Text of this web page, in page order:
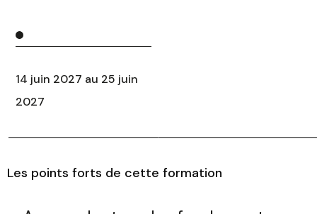
14 juin 2027 au 25 juin
2027
Les points forts de cette formation